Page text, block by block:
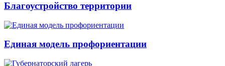
Благоустройство территории
Единая модель профориентации